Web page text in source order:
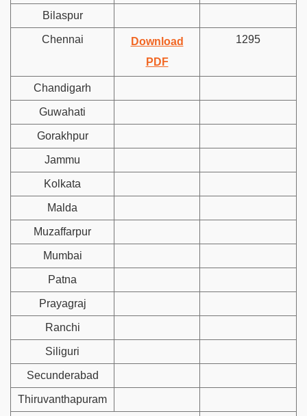
Bilaspur
Chennai
Download
PDF
1295
Chandigarh
Guwahati
Gorakhpur
Jammu
Kolkata
Malda
Muzaffarpur
Mumbai
Patna
Prayagraj
Ranchi
Siliguri
Secunderabad
Thiruvanthapuram